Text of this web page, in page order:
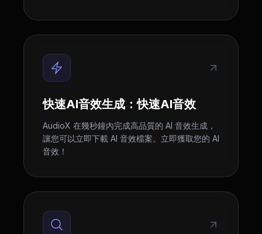
快速AI音效生成：快速AI音效
AudioX 在幾秒鐘內完成高品質的 AI 音效生成，
讓您可以立即下載 AI 音效檔案。立即獲取您的 AI
音效！